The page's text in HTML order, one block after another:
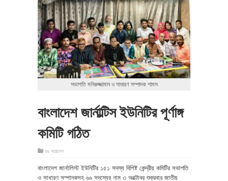
সভাপতি মনিরুজ্জামান ও সাধারণ সম্পাদক শামস
বাংলাদেশ জার্নাল্টিস ইউনিটির পূর্ণাঙ্গ
কমিটি গঠিত
in সারাদেশ
বাংলাদেশ জার্নালিস্ট ইউনিটির ১৫১ সদস্য বিশিষ্ট কেন্দ্রীয় কমিটির সভাপতি
ও সাধারণ সম্পাদকসহ ৬৬ সদস্যের নাম ৩ অক্টোবর শুক্রবার জাতীয়